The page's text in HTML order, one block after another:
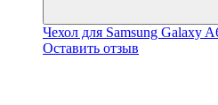
Чехол для Samsung Galaxy
Оставить отзыв